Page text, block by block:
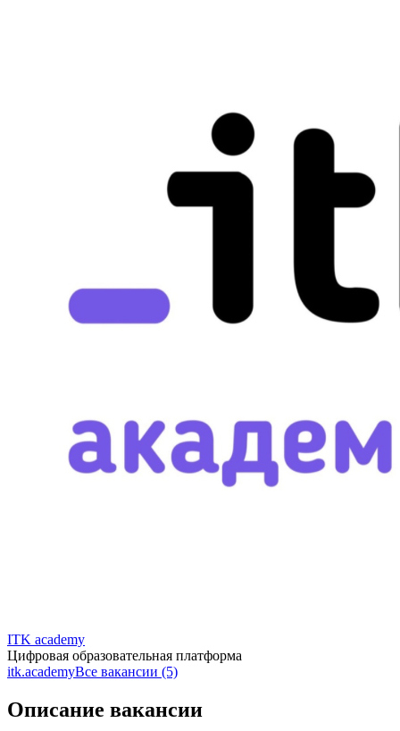
ITK academy
Цифровая образовательная платформа
itk.academyВсе вакансии (5)
Описание вакансии